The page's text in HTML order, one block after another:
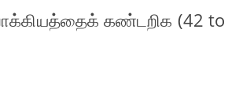
கண்டறிக (42 to